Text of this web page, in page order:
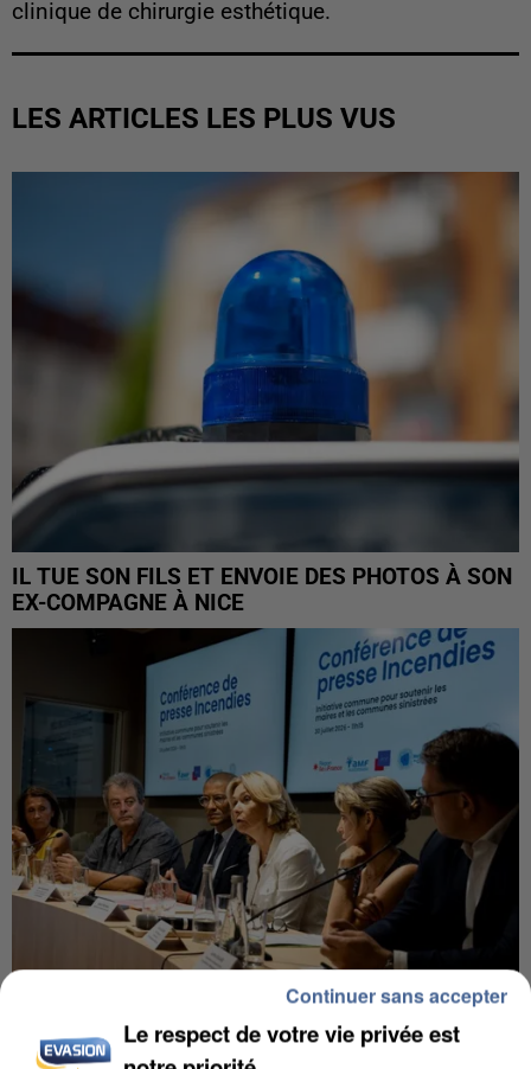
clinique de chirurgie esthétique.
LES ARTICLES LES PLUS VUS
IL TUE SON FILS ET ENVOIE DES PHOTOS À SON
EX-COMPAGNE À NICE
INCENDIES : L’ÎLE-DE-FRANCE LANCE UN ÉLAN
DE SOLIDARITÉ AVEC LES...
Le respect de votre vie privée est
Continuer sans accepter